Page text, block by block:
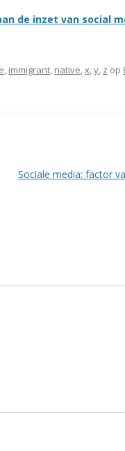
de inzet van social
, immigrant, native,x,y, z op
Sociale media: factor